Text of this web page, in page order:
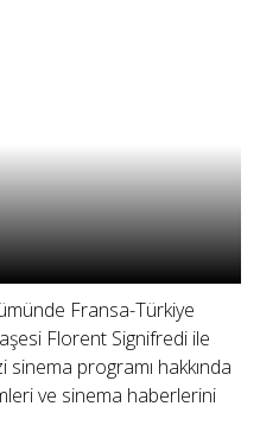
Fransa-Türkiye
Florent Signifredi ile
programı hakkında
ve sinema haberlerini